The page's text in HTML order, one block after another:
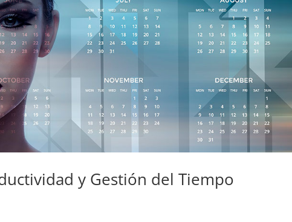
y Gestión del Tiempo